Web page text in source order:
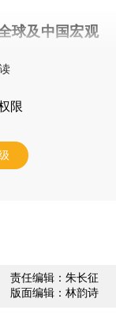
球及中国宏观
限
责任编辑：朱长征
版面编辑：林韵诗